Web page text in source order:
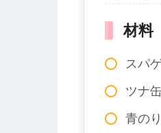
材料
スパ
ツナ
青の